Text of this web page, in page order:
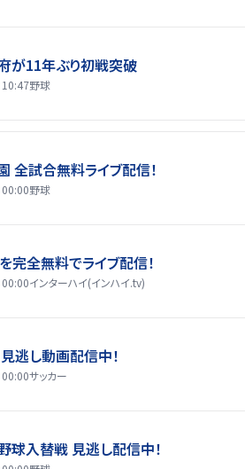
が11年ぶり初戦突破
野球
全試合無料ライブ配信！
野球
完全無料でライブ配信！
インターハイ(インハイ.tv)
逃し動画配信中！
サッカー
球入替戦 見逃し配信中！